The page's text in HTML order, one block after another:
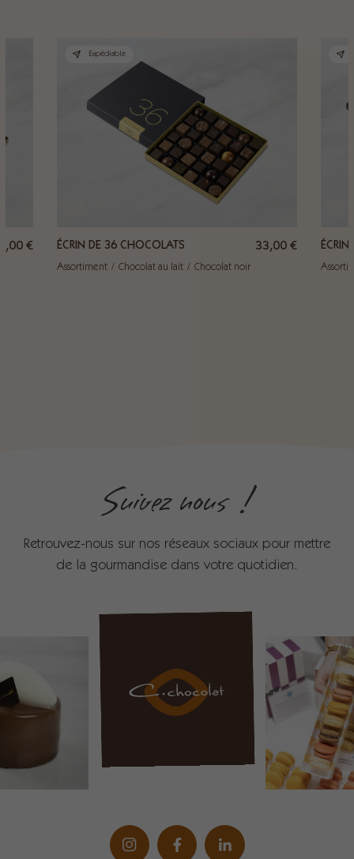
€
Expédiable
ÉCRIN DE 36 CHOCOLATS 33,00€
Assortiment Chocolat au lait Chocolat noir
Suivez nous !
Retrouvez-nous sur nos réseaux sociaux pour mettre
de la gourmandise dans votre quotidien.